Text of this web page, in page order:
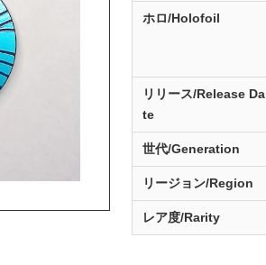
ホロ/Holofoil
リリース/ReleaseDa
te
世代/Generation
リージョン/Region
レア度/Rarity